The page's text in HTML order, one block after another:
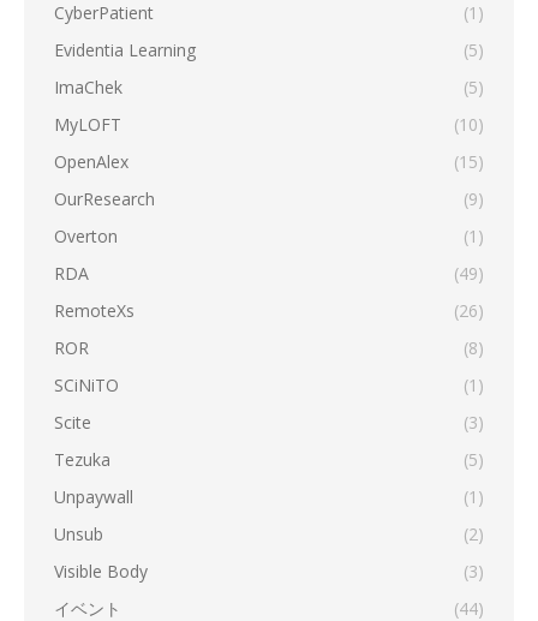
CyberPatient
(1)
Evidentia Learning
(5)
ImaChek
(5)
MyLOFT
(10)
OpenAlex
(15)
OurResearch
(9)
Overton
(1)
RDA
(49)
RemoteXs
(26)
ROR
(8)
SCiNiTO
(1)
Scite
(3)
Tezuka
(5)
Unpaywall
(1)
Unsub
(2)
Visible Body
(3)
イベント
(44)